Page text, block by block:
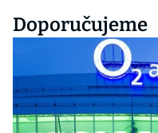
Doporučujeme